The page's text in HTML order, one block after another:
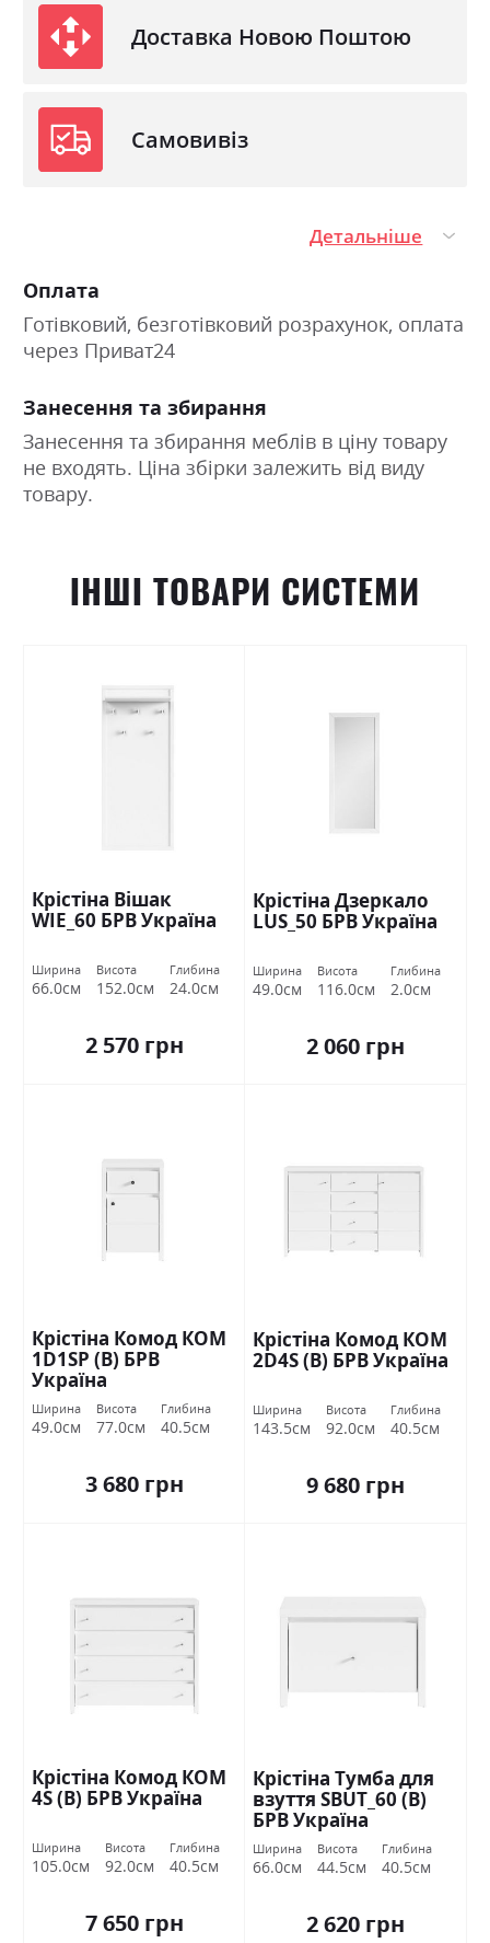
Доставка Новою Поштою
Самовивіз
Детальніше
Оплата
Готівковий, безготівковий розрахунок, оплата
через Приват24
Занесення та збирання
Занесення та збирання меблів в ціну товару
не входять. Ціна збірки залежить від виду
товару.
ІНШІ ТОВАРИ СИСТЕМИ
Крістіна Вішак
WIE_60 БРВ Україна
Ширина
66.0см
Висота
152.0см
Глибина
24.0см
2 570 грн
Крістіна Дзеркало
LUS_50 БРВ Україна
Ширина
49.0см
Висота
116.0см
Глибина
2.0см
2 060 грн
Крістіна Комод КОМ
1D1SР (В) БРВ
Україна
Ширина
49.0см
Висота
77.0см
Глибина
40.5см
3 680 грн
Крістіна Комод КОМ
2D4S (В) БРВ Україна
Ширина
143.5см
Висота
92.0см
Глибина
40.5см
9 680 грн
Крістіна Комод КОМ
4S (В) БРВ Україна
Ширина
105.0см
Висота
92.0см
Глибина
40.5см
7 650 грн
Крістіна Тумба для
взуття SBUT_60 (В)
БРВ Україна
Ширина
66.0см
Висота
44.5см
Глибина
40.5см
2 620 грн